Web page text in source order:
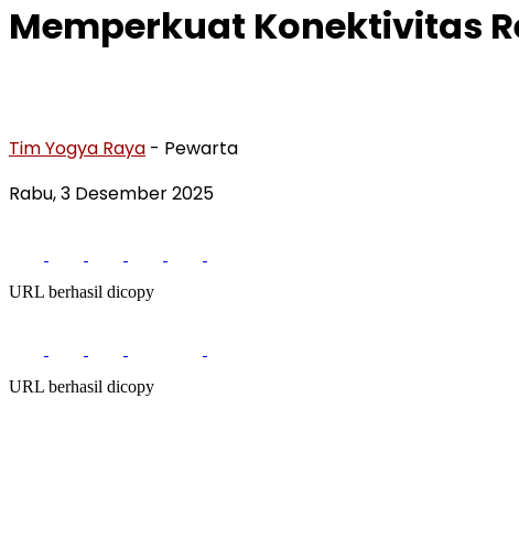
Memperkuat Konektivitas
Tim Yogya Raya - Pewarta
Rabu, 3 Desember 2025
URL berhasil dicopy
URL berhasil dicopy